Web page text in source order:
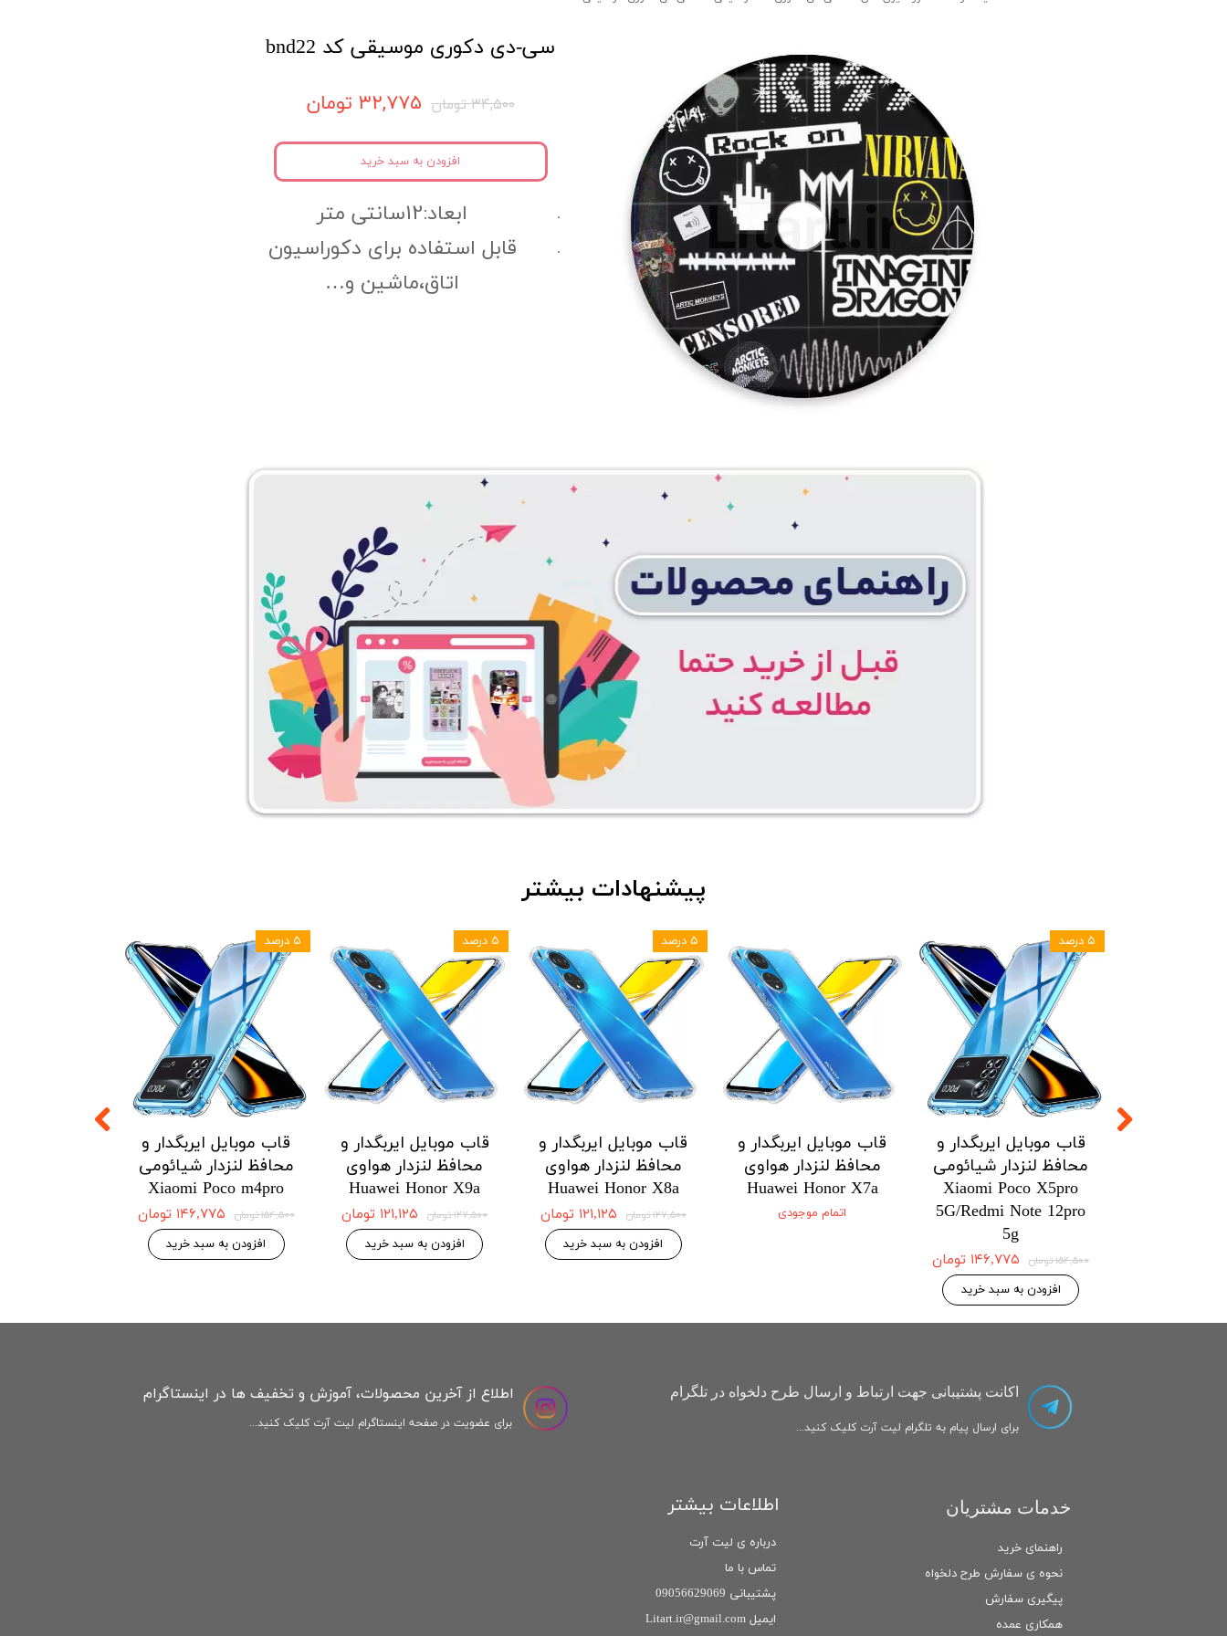
سی-دی دکوری موسیقی کد bnd22
۳۴,۵۰۰ تومان ۳۲,۷۷۵ تومان
ابعاد:12سانتی متر
قابل استفاده برای دکوراسیون
اتاق،ماشین و…
افزودن به سبد خرید
قاب موبایل ایربگدار و
محافظ لنزدار شیائومی
Xiaomi Poco m4pro
۱۵۴,۵۰۰ تومان ۱۴۶,۷۷۵ تومان
افزودن به سبد خرید
۵ درصد
قاب موبایل ایربگدار و
محافظ لنزدار هواوی
Huawei Honor X9a
۱۲۷,۵۰۰ تومان ۱۲۱,۱۲۵ تومان
افزودن به سبد خرید
۵ درصد
قاب موبایل ایربگدار و
محافظ لنزدار هواوی
Huawei Honor X8a
۱۲۷,۵۰۰ تومان ۱۲۱,۱۲۵ تومان
افزودن به سبد خرید
۵ درصد
قاب موبایل ایربگدار و
محافظ لنزدار هواوی
Huawei Honor X7a
اتمام موجودی
قاب موبایل ایربگدار و
محافظ لنزدار شیائومی
Xiaomi Poco X5pro
5G/Redmi Note 12pro
5g
۱۵۴,۵۰۰ تومان ۱۴۶,۷۷۵ تومان
افزودن به سبد خرید
۵ درصد
پیشنهادات بیشتر
راهنمای خرید
نحوه ی سفارش طرح دلخواه
پیگیری سفارش
همکاری عمده
خدمات مشتریان
اکانت پشتیبانی جهت ارتباط و ارسال طرح دلخواه در تلگرام
برای ارسال پیام به تلگرام لیت آرت کلیک کنید...
اطلاعات بیشتر
درباره ی لیت آرت
تماس با ما
پشتیبانی 09056629069
ایمیل Litart.ir@gmail.com
اطلاع از آخرین محصولات، آموزش و تخفیف ها در اینستاگرام
برای عضویت در صفحه اینستاگرام لیت آرت کلیک کنید...